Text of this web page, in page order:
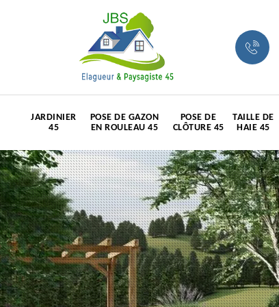
JARDINIER
45
POSE DE GAZON
EN ROULEAU 45
POSE DE
CLÔTURE 45
TAILLE DE
HAIE 45